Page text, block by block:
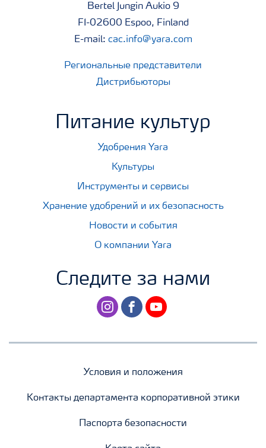
Bertel Jungin Aukio 9
FI-02600 Espoo, Finland
E-mail: cac.info@yara.com
Региональные представители
Дистрибьюторы
Питание культур
Удобрения Yara
Культуры
Инструменты и сервисы
Хранение удобрений и их безопасность
Новости и события
О компании Yara
Следите за нами
instagramfacebookyoutube
Условия и положения
Контакты департамента корпоративной этики
Паспорта безопасности